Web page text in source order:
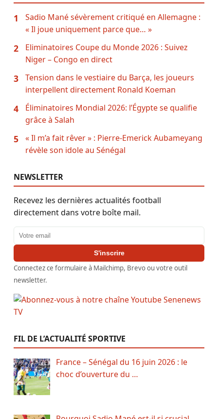
1
Sadio Mané sévèrement critiqué en Allemagne :
« Il joue uniquement parce que… »
2
Eliminatoires Coupe du Monde 2026 : Suivez
Niger – Congo en direct
3
Tension dans le vestiaire du Barça, les joueurs
interpellent directement Ronald Koeman
4
Éliminatoires Mondial 2026: l’Égypte se qualifie
grâce à Salah
5
« Il m’a fait rêver » : Pierre-Emerick Aubameyang
révèle son idole au Sénégal
NEWSLETTER
Recevez les dernières actualités football
directement dans votre boîte mail.
Adresse email
S'inscrire
Connectez ce formulaire à Mailchimp, Brevo ou votre outil
newsletter.
FIL DE L’ACTUALITÉ SPORTIVE
France – Sénégal du 16 juin 2026 : le
choc d’ouverture du …